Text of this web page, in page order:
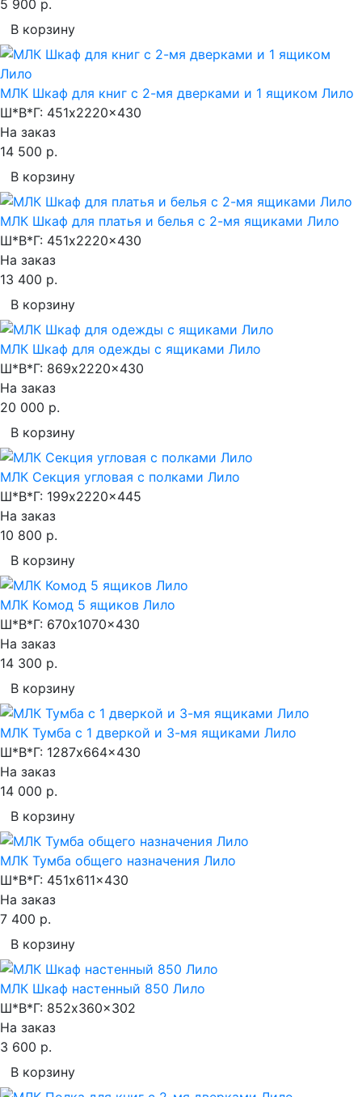
5 900 р.
В корзину
МЛК Шкаф для книг с 2-мя дверками и 1 ящиком Лило
Ш*В*Г: 451x2220x430
На заказ
14 500 р.
В корзину
МЛК Шкаф для платья и белья с 2-мя ящиками Лило
Ш*В*Г: 451x2220x430
На заказ
13 400 р.
В корзину
МЛК Шкаф для одежды с ящиками Лило
Ш*В*Г: 869x2220x430
На заказ
20 000 р.
В корзину
МЛК Секция угловая с полками Лило
Ш*В*Г: 199x2220x445
На заказ
10 800 р.
В корзину
МЛК Комод 5 ящиков Лило
Ш*В*Г: 670x1070x430
На заказ
14 300 р.
В корзину
МЛК Тумба с 1 дверкой и 3-мя ящиками Лило
Ш*В*Г: 1287x664x430
На заказ
14 000 р.
В корзину
МЛК Тумба общего назначения Лило
Ш*В*Г: 451x611x430
На заказ
7 400 р.
В корзину
МЛК Шкаф настенный 850 Лило
Ш*В*Г: 852x360x302
На заказ
3 600 р.
В корзину